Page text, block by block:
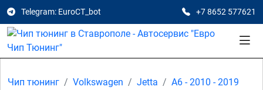
Telegram: EuroCT_bot +7 8652 577621
Чип тюнинг Volkswagen Jetta
A6 - 2010 - 2019